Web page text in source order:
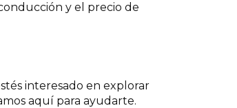
y el precio de
interesado en explorar
aquí para ayudarte.